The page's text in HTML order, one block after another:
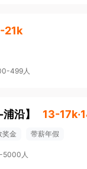
21k
499人
浦沿】 13-
奖金 带薪年假
5000人